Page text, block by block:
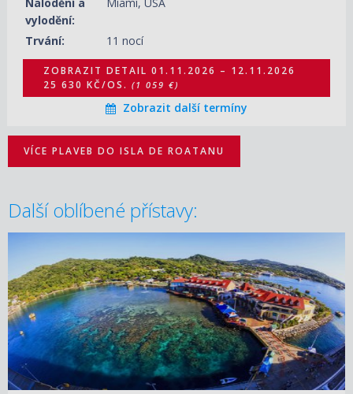
vylodění:
Trvání: 11 nocí
ZOBRAZIT DETAIL 01.11.2026 – 12.11.2026
25 630 KČ/OS. (1 059 €)
Zobrazit další termíny
VÍCE PLAVEB DO ISLA DE ROATANU
Další oblíbené přístavy: